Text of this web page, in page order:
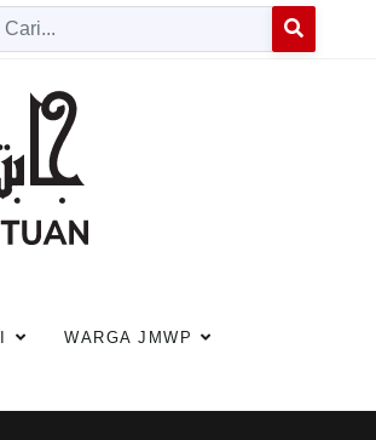
Cari
WARGA JMWP